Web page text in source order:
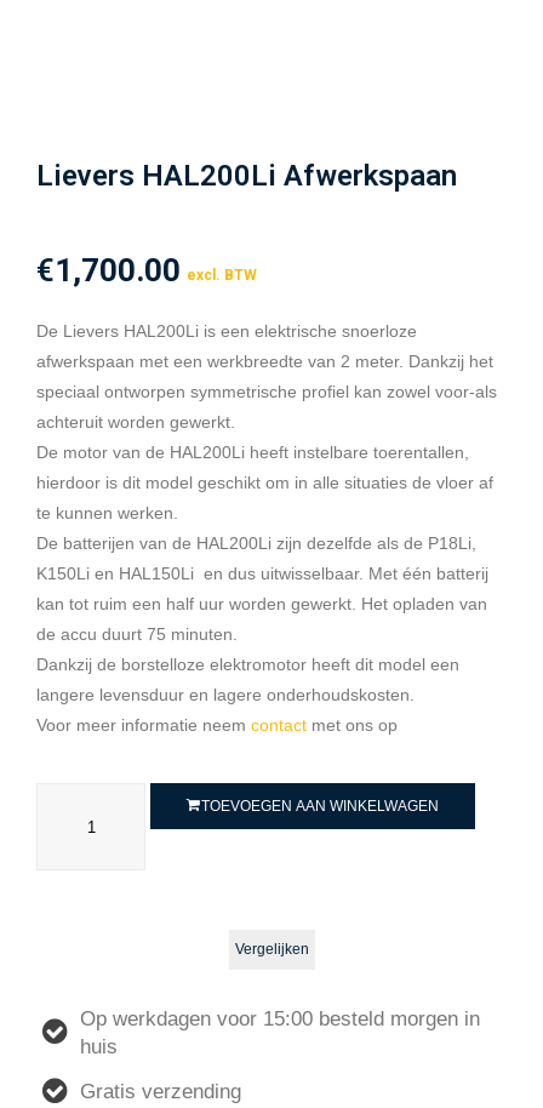
Lievers HAL200Li Afwerkspaan
€1,700.00 excl. BTW
De Lievers HAL200Li is een elektrische snoerloze
afwerkspaan met een werkbreedte van 2 meter. Dankzij het
speciaal ontworpen symmetrische profiel kan zowel voor-als
achteruit worden gewerkt.
De motor van de HAL200Li heeft instelbare toerentallen,
hierdoor is dit model geschikt om in alle situaties de vloer af
te kunnen werken.
De batterijen van de HAL200Li zijn dezelfde als de P18Li,
K150Li en HAL150Li en dus uitwisselbaar. Met één batterij
kan tot ruim een half uur worden gewerkt. Het opladen van
de accu duurt 75 minuten.
Dankzij de borstelloze elektromotor heeft dit model een
langere levensduur en lagere onderhoudskosten.
Voor meer informatie neem contact met ons op
TOEVOEGEN AAN WINKELWAGEN
Vergelijken
Op werkdagen voor 15:00 besteld morgen in
huis
Gratis verzending